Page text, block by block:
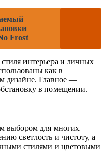
Frost
интерьера и личных
как в
дизайне. Главное —
в помещении.
выбором для многих
светлость и чистоту, а
стилями и цветовыми